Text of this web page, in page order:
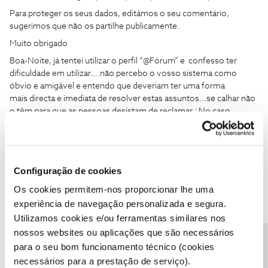
Configuração de cookies
Os cookies permitem-nos proporcionar lhe uma
experiência de navegação personalizada e segura.
Utilizamos cookies e/ou ferramentas similares nos
nossos websites ou aplicações que são necessários
para o seu bom funcionamento técnico (cookies
necessários para a prestação de serviço).
Para proteger os seus dados, editámos o seu comentário,
sugerimos que não os partilhe publicamente.
Muito obrigado
Boa-Noite, já tentei utilizar o perfil “@Fórum” e confesso ter
dificuldade em utilizar….não percebo o vosso sistema como
óbvio e amigável e entendo que deveriam ter uma forma
mais directa e imediata de resolver estas assuntos...se calhar não
o têm para que as pessoas desistam de reclamar : No caso
vertente, não há mais nada a acrescentar, para além do que foi
dito, ou seja, algo de anormal se passa com a contabilização dos
mesmo de equacionar mudar da NOS para outro operador.
Atentamente